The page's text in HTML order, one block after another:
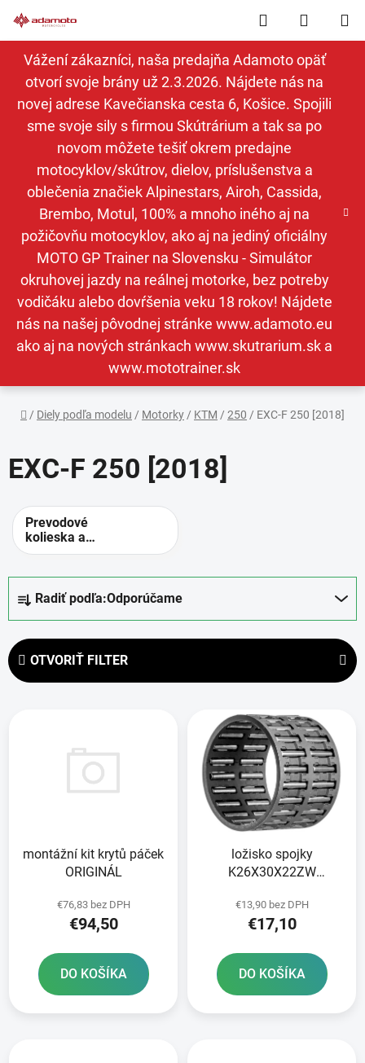
na
obsah
Vážení zákazníci, naša predajňa Adamoto opäť
otvorí svoje brány už 2.3.2026. Nájdete nás na
novej adrese Kavečianska cesta 6, Košice. Spojili
sme svoje sily s firmou Skútrárium a tak sa po
novom môžete tešiť okrem predajne
motocyklov/skútrov, dielov, príslušenstva a
oblečenia značiek Alpinestars, Airoh, Cassida,
Brembo, Motul, 100% a mnoho iného aj na
požičovňu motocyklov, ako aj na jediný oficiálny
MOTO GP Trainer na Slovensku - Simulátor
okruhovej jazdy na reálnej motorke, bez potreby
vodičáku alebo dovŕšenia veku 18 rokov! Nájdete
nás na našej pôvodnej stránke www.adamoto.eu
ako aj na nových stránkach www.skutrarium.sk a
www.mototrainer.sk
Hľadať
KOŠÍK
Domov
/ Diely podľa modelu / Motorky / KTM / 250 / EXC-F 250 [2018]
EXC-F 250 [2018]
Prevodové
kolieska a
rozety -
prevody
e
n
Radiť podľa:Odporúčame
OTVORIŤ FILTER
montážní kit krytů páček
ORIGINÁL
€76,83 bez DPH
€94,50
DO KOŠÍKA
ložisko spojky
K26X30X22ZW
€13,90 bez DPH
€17,10
DO KOŠÍKA